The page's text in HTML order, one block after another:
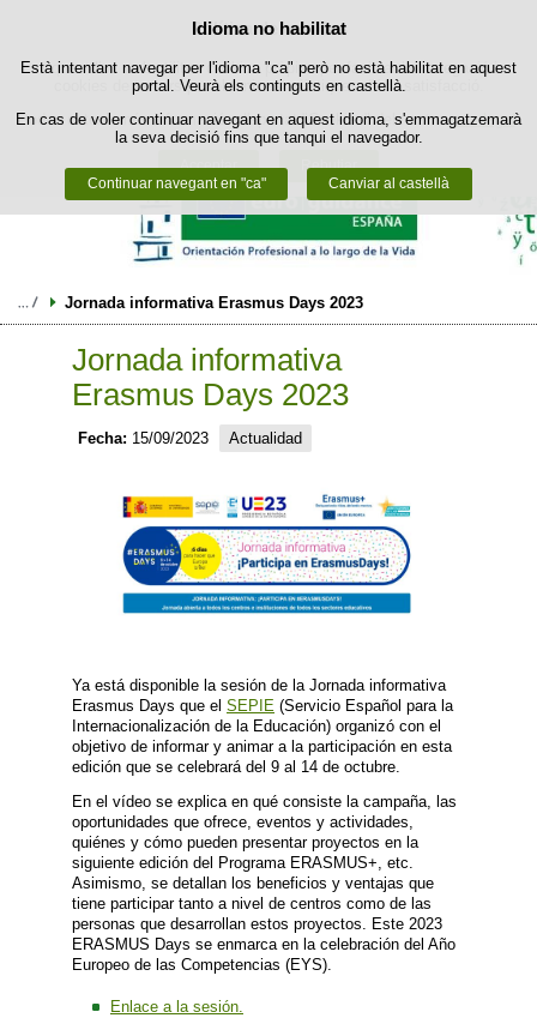
Política de cookies
Aquest lloc web utilitza cookies pròpies per facilitar la navegació i
cookies de tercers per obtenir estadístiques d'ús i satisfacció.
Podeu obtenir més informació a l'apartat "Cookies" del nostreavís legal.
Acceptar Rebutjar
Idioma no habilitat
Està intentant navegar per l'idioma "ca" però no està habilitat en aquest
portal. Veurà els continguts en castellà.
En cas de voler continuar navegant en aquest idioma, s'emmagatzemarà
la seva decisió fins que tanqui el navegador.
Continuar navegant en "ca" Canviar al castellà
Passar al contingut
Jornada informativa Erasmus Days 2023
Jornada informativa
Erasmus Days 2023
Fecha: 15/09/2023 Actualidad
Ya está disponible la sesión de la Jornada informativa
Erasmus Days que el SEPIE (Servicio Español para la
Internacionalización de la Educación) organizó con el
objetivo de informar y animar a la participación en esta
edición que se celebrará del 9 al 14 de octubre.
En el vídeo se explica en qué consiste la campaña, las
oportunidades que ofrece, eventos y actividades,
quiénes y cómo pueden presentar proyectos en la
siguiente edición del Programa ERASMUS+, etc.
Asimismo, se detallan los beneficios y ventajas que
tiene participar tanto a nivel de centros como de las
personas que desarrollan estos proyectos. Este 2023
ERASMUS Days se enmarca en la celebración del Año
Europeo de las Competencias (EYS).
Enlace a la sesión.